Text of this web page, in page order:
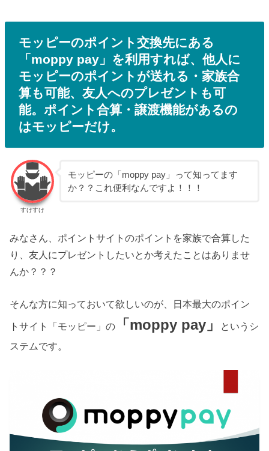
モッピーのポイント交換先にある
「moppy pay」を利用すれば、他人に
モッピーのポイントが送れる・家族合
算も可能、友人へのプレゼントも可
能。ポイント合算・譲渡機能があるの
はモッピーだけ。
すけすけ
モッピーの「moppy pay」って知ってます
か？？これ便利なんですよ！！！
みなさん、ポイントサイトのポイントを家族で合算した
り、友人にプレゼントしたいとか考えたことはありませ
んか？？？
そんな方に知っておいて欲しいのが、日本最大のポイン
トサイト「モッピー」の 「moppy pay」
というシ
ステムです。